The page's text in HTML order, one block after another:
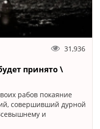
31,936
принято \
рабов покаяние
совершивший дурной
и